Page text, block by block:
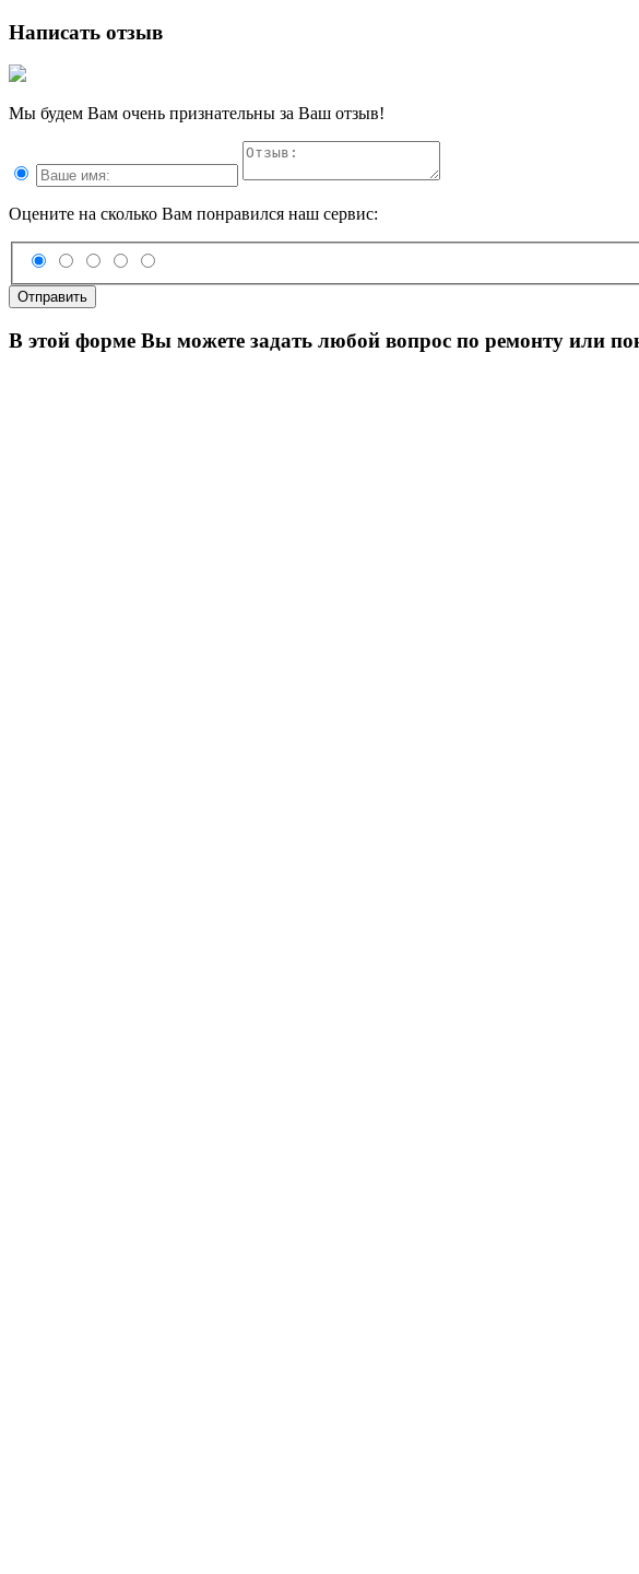
Написать отзыв
Мы будем Вам очень признательны за Ваш отзыв!
Оцените на сколько Вам понравился наш сервис:
Отправить
В этой форме Вы можете задать любой вопрос по ремонту или